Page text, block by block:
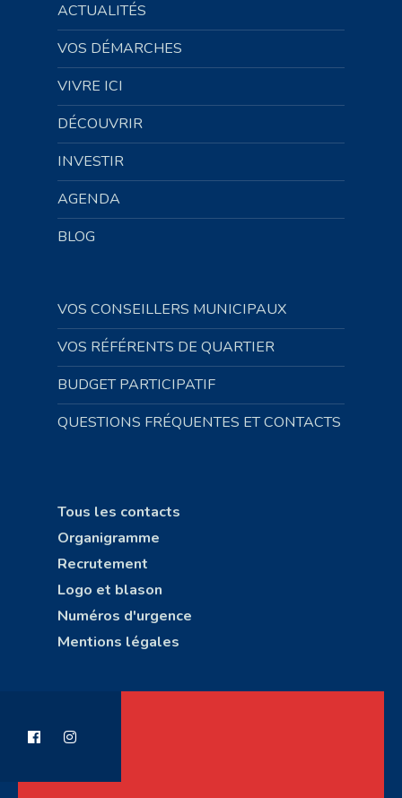
ACTUALITÉS
VOS DÉMARCHES
VIVRE ICI
DÉCOUVRIR
INVESTIR
AGENDA
BLOG
VOS CONSEILLERS MUNICIPAUX
VOS RÉFÉRENTS DE QUARTIER
BUDGET PARTICIPATIF
QUESTIONS FRÉQUENTES ET CONTACTS
Tous les contacts
Organigramme
Recrutement
Logo et blason
Numéros d'urgence
Mentions légales